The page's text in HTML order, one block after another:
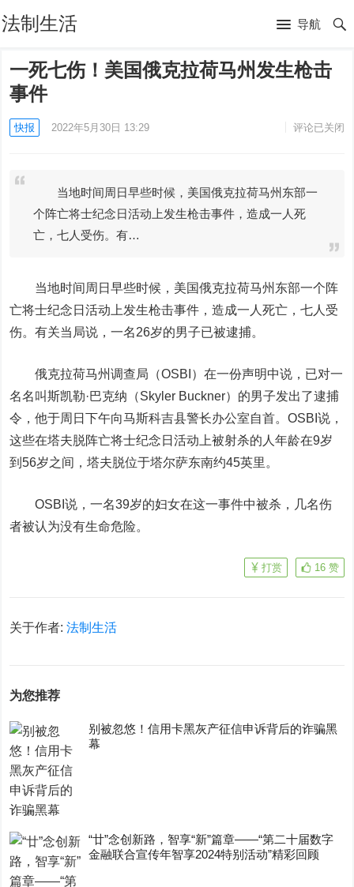
法制生活 导航
一死七伤！美国俄克拉荷马州发生枪击
事件
快报 2022年5月30日 13:29 评论已关闭
当地时间周日早些时候，美国俄克拉荷马州东部一
个阵亡将士纪念日活动上发生枪击事件，造成一人死
亡，七人受伤。有…
当地时间周日早些时候，美国俄克拉荷马州东部一个阵
亡将士纪念日活动上发生枪击事件，造成一人死亡，七人受
伤。有关当局说，一名26岁的男子已被逮捕。
俄克拉荷马州调查局（OSBI）在一份声明中说，已对一
名名叫斯凯勒·巴克纳（Skyler Buckner）的男子发出了逮捕
令，他于周日下午向马斯科吉县警长办公室自首。OSBI说，
这些在塔夫脱阵亡将士纪念日活动上被射杀的人年龄在9岁
到56岁之间，塔夫脱位于塔尔萨东南约45英里。
OSBI说，一名39岁的妇女在这一事件中被杀，几名伤
者被认为没有生命危险。
16 赞
打赏
关于作者:法制生活
为您推荐
别被忽悠！信用卡黑灰产征信申诉背后的诈骗黑
幕
“廿”念创新路，智享“新”篇章——“第二十届数字
金融联合宣传年智享2024特别活动”精彩回顾